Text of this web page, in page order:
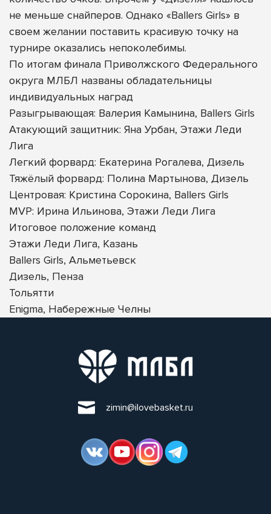
не меньше снайперов. Однако «Ballers Girls» в
своем желании поставить красивую точку на
турнире оказались непоколебимы.
По итогам финала Приволжского Федерального
округа МЛБЛ названы обладательницы
индивидуальных наград
Разыгрывающая: Валерия Камынина, Ballers Girls
Атакующий защитник: Яна Урбан, Этажи Леди
Лига
Легкий форвард: Екатерина Рогалева, Дизель
Тяжёлый форвард: Полина Мартынова, Дизель
Центровая: Кристина Сорокина, Ballers Girls
MVP: Ирина Ильинова, Этажи Леди Лига
Итоговое положение команд
Этажи Леди Лига, Казань
Ballers Girls, Альметьевск
Дизель, Пенза
Тольятти
Enigma, Набережные Челны
zimin@ilovebasket.ru